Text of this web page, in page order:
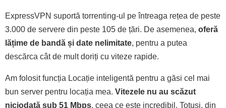
ExpressVPN suportă torrenting-ul pe întreaga rețea de peste
3.000 de servere din peste 105 de țări. De asemenea, oferă
lățime de bandă și date nelimitate, pentru a putea
descărca cât de mult doriți cu viteze rapide.
Am folosit funcția Locație inteligentă pentru a găsi cel mai
bun server pentru locația mea. Vitezele nu au scăzut
niciodată sub 51 Mbps, ceea ce este incredibil. Totuși, din